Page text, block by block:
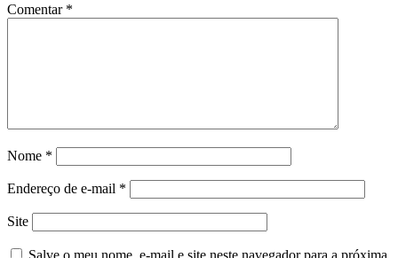
Comentar *
Nome *
Endereço de e-mail *
Site
Salve o meu nome, e-mail e site neste navegador para a próxima